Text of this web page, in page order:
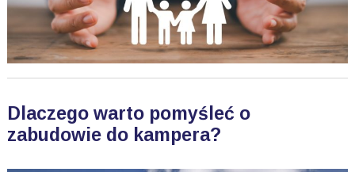
Dlaczego warto pomyśleć o
zabudowie do kampera?